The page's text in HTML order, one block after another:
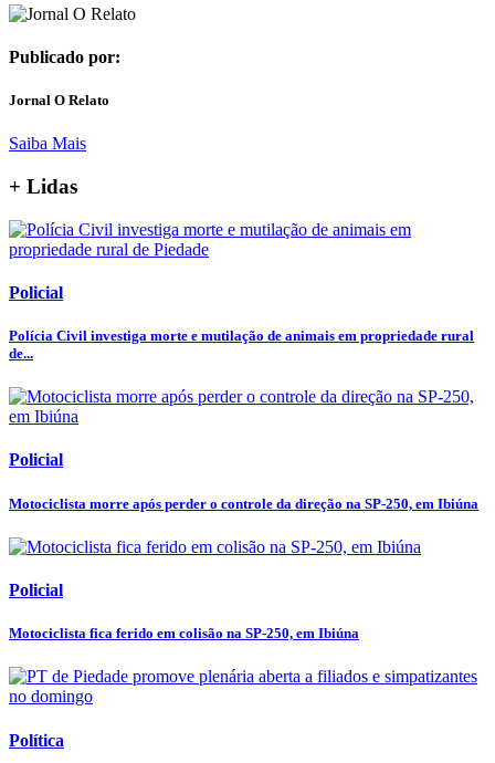
Publicado por:
Jornal O Relato
Saiba Mais
+ Lidas
Policial
Polícia Civil investiga morte e mutilação de animais em propriedade rural
de...
Policial
Motociclista morre após perder o controle da direção na SP-250, em Ibiúna
Policial
Motociclista fica ferido em colisão na SP-250, em Ibiúna
Política